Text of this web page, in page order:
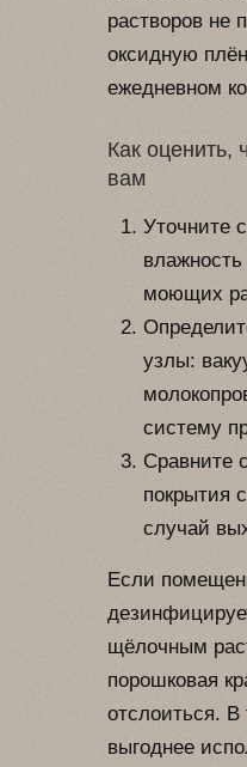
растворов не
оксидную
ежедневном
Как оценить,
вам
Уточните
моющих
узлы:
систему
Сравните
покрытия
случай
Если
щёлочным
порошковая
отслоиться. В
выгоднее